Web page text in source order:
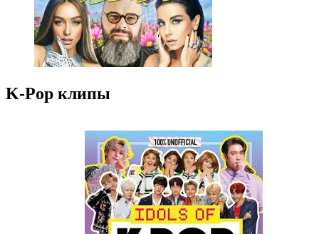
K-Pop клипы